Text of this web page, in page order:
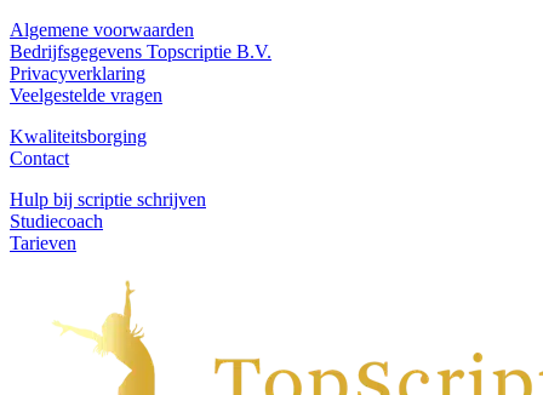
Algemene voorwaarden
Bedrijfsgegevens Topscriptie B.V.
Privacyverklaring
Veelgestelde vragen
Kwaliteitsborging
Contact
Hulp bij scriptie schrijven
Studiecoach
Tarieven